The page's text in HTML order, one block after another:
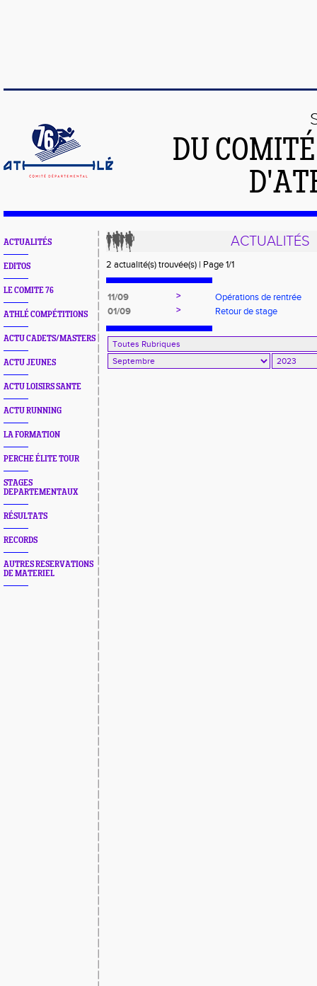
DU
ACTUALITÉS
EDITOS
LE COMITE 76
ATHLÉ COMPÉTITIONS
ACTU CADETS/MASTERS
ACTU JEUNES
ACTU LOISIRS SANTE
ACTU RUNNING
LA FORMATION
PERCHE ÉLITE TOUR
STAGES
DEPARTEMENTAUX
RÉSULTATS
RECORDS
AUTRES RESERVATIONS
DE MATERIEL
ACTUALITÉS
2 actualité(s) trouvée(s) | Page 1/1
11/09 >
Opérations de rentrée
01/09
> Retour de stage